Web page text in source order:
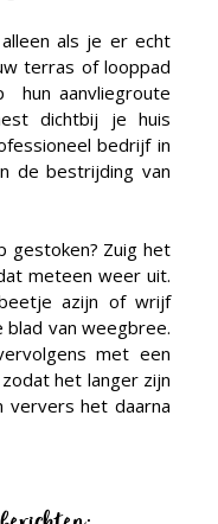
als je er echt
terras of looppad
hun aanvliegroute
dichtbij je huis
bedrijf in
de bestrijding van
gestoken? Zuig het
meteen weer uit.
azijn of wrijf
van weegbree.
met een
het langer zijn
ververs het daarna